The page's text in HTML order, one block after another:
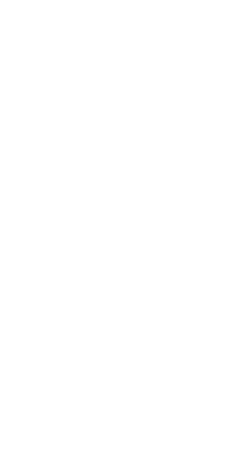
conditionat centralizat, minibar, seif, filtru de cafea si ceaiuri ,
terasa).
la piscina incalzita (patru sezlonguri si o masa cu scaune).
sub forma de canapea sau doua paturi de o persoana (120*200) +